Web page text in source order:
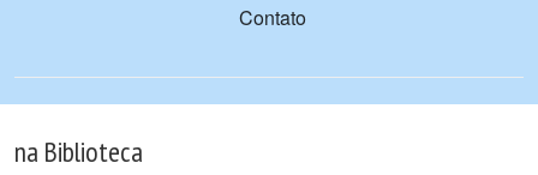
Contato
na Biblioteca